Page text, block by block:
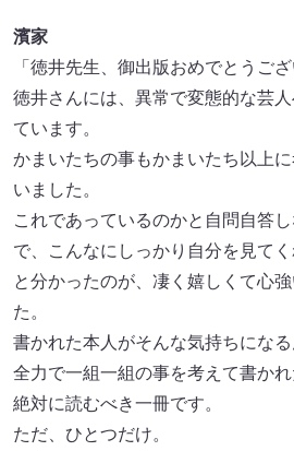
濱家
「徳井先生、御出版おめでとうござ
徳井さんには、異常で変態的な芸
ています。
かまいたちの事もかまいたち以上
いました。
これであっているのかと自問自答
で、こんなにしっかり自分を見て
と分かったのが、凄く嬉しくて心
た。
書かれた本人がそんな気持ちにな
全力で一組一組の事を考えて書かれ
絶対に読むべき一冊です。
ただ、ひとつだけ。